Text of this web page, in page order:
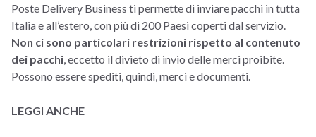
Poste Delivery Business ti permette di inviare pacchi in tutta
Italia e all’estero, con più di 200 Paesi coperti dal servizio.
Non ci sono particolari restrizioni rispetto al contenuto
dei pacchi , eccetto il divieto di invio delle merci proibite.
Possono essere spediti, quindi, merci e documenti.
LEGGI ANCHE